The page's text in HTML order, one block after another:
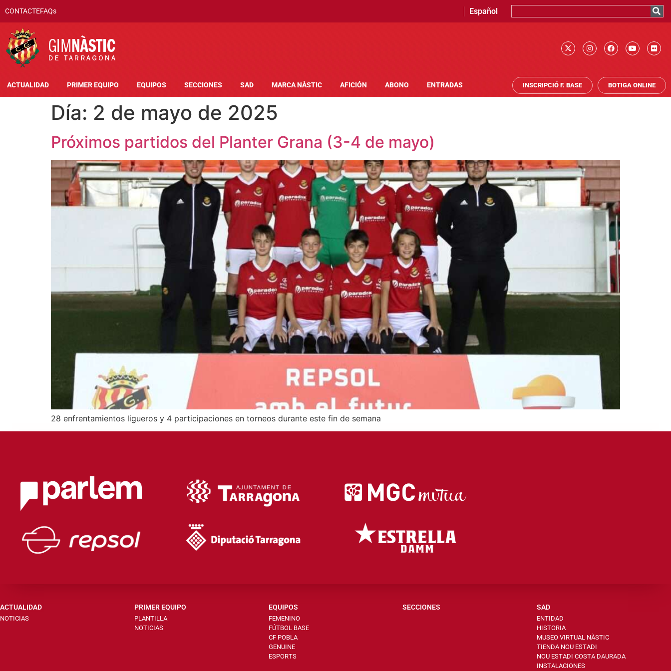
CONTACTEFAQs Español
ACTUALIDAD PRIMER EQUIPO EQUIPOS SECCIONES SAD MARCA NÀSTIC AFICIÓN ABONO ENTRADAS INSCRIPCIÓ F. BASE BOTIGA ONLINE
Día: 2 de mayo de 2025
Próximos partidos del Planter Grana (3-4 de mayo)
28 enfrentamientos ligueros y 4 participaciones en torneos durante este fin de semana
ACTUALIDAD
NOTICIAS
PRIMER EQUIPO
PLANTILLA
NOTICIAS
EQUIPOS
FEMENINO
FÚTBOL BASE
CF POBLA
GENUINE
ESPORTS
SECCIONES SAD
ENTIDAD
HISTORIA
MUSEO VIRTUAL NÀSTIC
TIENDA NOU ESTADI
NOU ESTADI COSTA DAURADA
INSTALACIONES